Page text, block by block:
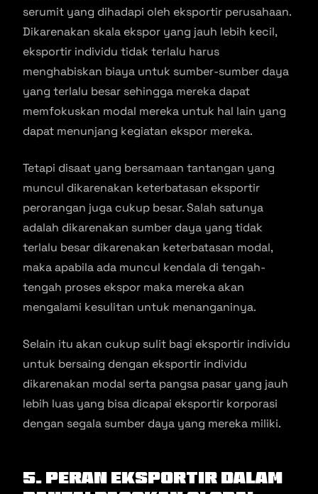
serumit yang dihadapi oleh eksportir perusahaan.
Dikarenakan skala ekspor yang jauh lebih kecil,
eksportir individu tidak terlalu harus
menghabiskan biaya untuk sumber-sumber daya
yang terlalu besar sehingga mereka dapat
memfokuskan modal mereka untuk hal lain yang
dapat menunjang kegiatan ekspor mereka.
Tetapi disaat yang bersamaan tantangan yang
muncul dikarenakan keterbatasan eksportir
perorangan juga cukup besar. Salah satunya
adalah dikarenakan sumber daya yang tidak
terlalu besar dikarenakan keterbatasan modal,
maka apabila ada muncul kendala di tengah-
tengah proses ekspor maka mereka akan
mengalami kesulitan untuk menanganinya.
Selain itu akan cukup sulit bagi eksportir individu
untuk bersaing dengan eksportir individu
dikarenakan modal serta pangsa pasar yang jauh
lebih luas yang bisa dicapai eksportir korporasi
dengan segala sumber daya yang mereka miliki.
5. Peran Eksportir dalam